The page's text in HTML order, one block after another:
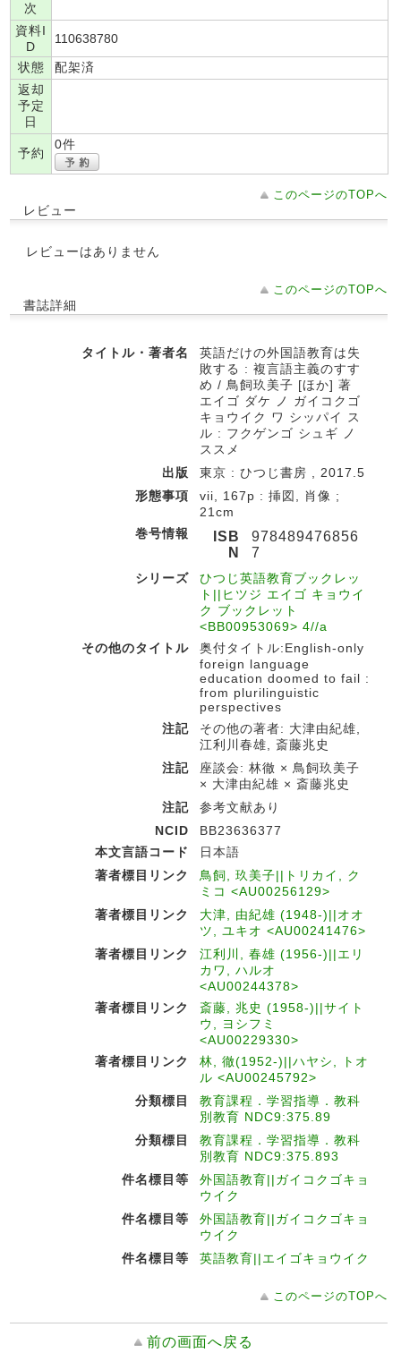
次
資料I
D
110638780
状態
配架済
返却
予定
日
予約
0件
このページのTOPへ
レビュー
レビューはありません
このページのTOPへ
書誌詳細
タイトル・著者名
英語だけの外国語教育は失
敗する : 複言語主義のすす
め / 鳥飼玖美子 [ほか] 著
エイゴ ダケ ノ ガイコクゴ
キョウイク ワ シッパイ ス
ル : フクゲンゴ シュギ ノ
ススメ
出版
東京 : ひつじ書房 , 2017.5
形態事項
vii, 167p : 挿図, 肖像 ;
21cm
巻号情報
ISB
N
978489476856
7
シリーズ
ひつじ英語教育ブックレッ
ト||ヒツジ エイゴ キョウイ
ク ブックレット
<BB00953069> 4//a
その他のタイトル
奥付タイトル:English-only
foreign language
education doomed to fail :
from plurilinguistic
perspectives
注記
その他の著者: 大津由紀雄,
江利川春雄, 斎藤兆史
注記
座談会: 林徹 × 鳥飼玖美子
× 大津由紀雄 × 斎藤兆史
注記
参考文献あり
NCID
BB23636377
本文言語コード
日本語
著者標目リンク
鳥飼, 玖美子||トリカイ, ク
ミコ <AU00256129>
著者標目リンク
大津, 由紀雄 (1948-)||オオ
ツ, ユキオ <AU00241476>
著者標目リンク
江利川, 春雄 (1956-)||エリ
カワ, ハルオ
<AU00244378>
著者標目リンク
斎藤, 兆史 (1958-)||サイト
ウ, ヨシフミ
<AU00229330>
著者標目リンク
林, 徹(1952-)||ハヤシ, トオ
ル <AU00245792>
分類標目
教育課程．学習指導．教科
別教育 NDC9:375.89
分類標目
教育課程．学習指導．教科
別教育 NDC9:375.893
件名標目等
外国語教育||ガイコクゴキョ
ウイク
件名標目等
外国語教育||ガイコクゴキョ
ウイク
件名標目等
英語教育||エイゴキョウイク
このページのTOPへ
前の画面へ戻る